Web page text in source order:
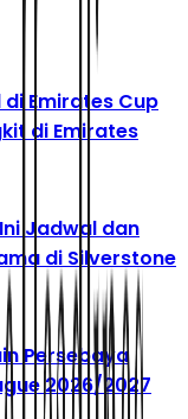
Emirates Cup
di Emirates
Jadwal dan
di Silverstone
Persebaya
2026/2027